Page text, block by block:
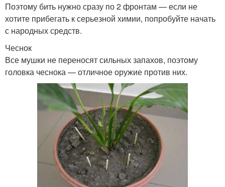
Поэтому бить нужно сразу по 2 фронтам — если не
хотите прибегать к серьезной химии, попробуйте начать
с народных средств.
Чеснок
Все мушки не переносят сильных запахов, поэтому
головка чеснока — отличное оружие против них.